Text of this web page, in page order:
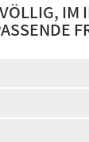
VÖLLIG, IM